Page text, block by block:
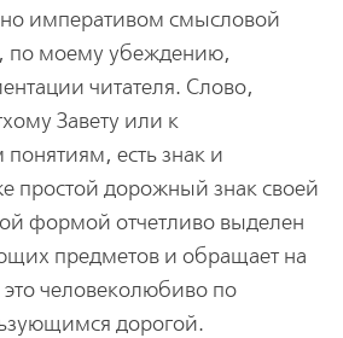
императивом смысловой
по моему убеждению,
читателя. Слово,
Завету или к
понятиям, есть знак и
простой дорожный знак своей
формой отчетливо выделен
предметов и обращает на
человеколюбиво по
дорогой.